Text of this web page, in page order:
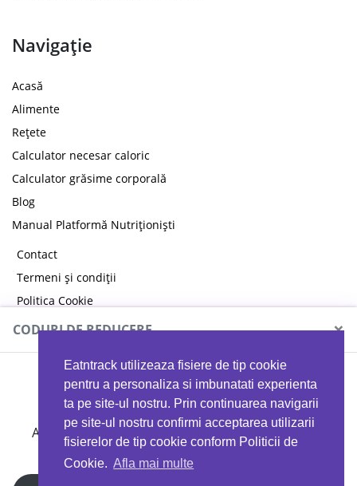
Eatntrack utilizeaza fisiere de tip cookie
pentru a personaliza si imbunatati experienta
ta pe site-ul nostru. Prin continuarea navigarii
pe site-ul nostru confirmi acceptarea utilizarii
fisierelor de tip cookie conform Politicii de
Cookie. Afla mai multe
Navigație
Acasă
Alimente
Rețete
Calculator necesar caloric
Calculator grăsime corporală
Blog
Manual Platformă Nutriționiști
Contact
Termeni și condiții
Politica Cookie
Politica de confidențialitate
CODURI DE REDUCERE ×
MYPROTEIN
Ai 40%reducere la orice comandă folosind codul
EATTRACK